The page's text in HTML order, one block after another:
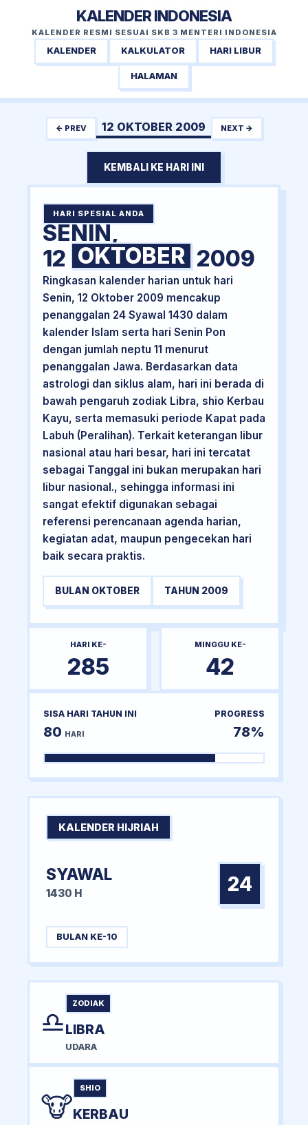
KALENDER INDONESIA
KALENDER RESMI SESUAI SKB 3 MENTERI INDONESIA
KALENDER KALKULATOR HARI LIBUR
HALAMAN
← PREV 12 OKTOBER 2009 NEXT →
KEMBALI KE HARI INI
HARI SPESIAL ANDA
SENIN,
12 OKTOBER 2009
Ringkasan kalender harian untuk hari
Senin, 12 Oktober 2009 mencakup
penanggalan 24 Syawal 1430 dalam
kalender Islam serta hari Senin Pon
dengan jumlah neptu 11 menurut
penanggalan Jawa. Berdasarkan data
astrologi dan siklus alam, hari ini berada di
bawah pengaruh zodiak Libra, shio Kerbau
Kayu, serta memasuki periode Kapat pada
Labuh (Peralihan). Terkait keterangan libur
nasional atau hari besar, hari ini tercatat
sebagai Tanggal ini bukan merupakan hari
libur nasional., sehingga informasi ini
sangat efektif digunakan sebagai
referensi perencanaan agenda harian,
kegiatan adat, maupun pengecekan hari
baik secara praktis.
BULAN OKTOBER TAHUN 2009
HARI KE-
285
MINGGU KE-
42
SISA HARI TAHUN INI
80 HARI
PROGRESS
78%
KALENDER HIJRIAH
SYAWAL
1430 H 24
BULAN KE-10
♎
ZODIAK
LIBRA
UDARA
🐮
SHIO
KERBAU